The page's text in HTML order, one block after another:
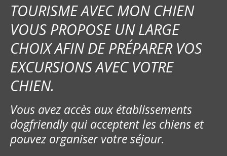
TOURISME AVEC MON CHIEN
VOUS PROPOSE UN LARGE
CHOIX AFIN DE PRÉPARER VOS
EXCURSIONS AVEC VOTRE
CHIEN.
Vous avez accès aux établissements
dogfriendly qui acceptent les chiens et
pouvez organiser votre séjour.